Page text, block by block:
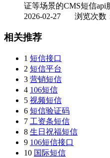
证等场景的CMS短信api
2026-02-27 浏览次数
相关推荐
1 短信接口
2 短信平台
3 营销短信
4 106短信
5 视频短信
6 短信验证码
7 工资条短信
8 生日祝福短信
9 106短信接口
10 国际短信